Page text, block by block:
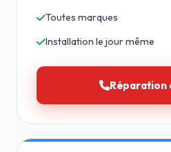
Toutes marques
Installation le jour même
Réparation